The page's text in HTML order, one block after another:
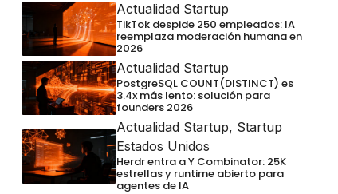
Actualidad Startup
TikTok despide 250 empleados: IA
reemplaza moderación humana en
2026
Actualidad Startup
PostgreSQL COUNT(DISTINCT) es
3.4x más lento: solución para
founders 2026
Actualidad Startup, Startup
Estados Unidos
Herdr entra a Y Combinator: 25K
estrellas y runtime abierto para
agentes de IA